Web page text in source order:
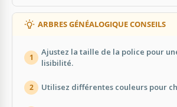
ARBRES GÉNÉALOGIQUE CONSEILS
1
Ajustez la taille de la police pour
lisibilité.
2 Utilisez différentes couleurs pour